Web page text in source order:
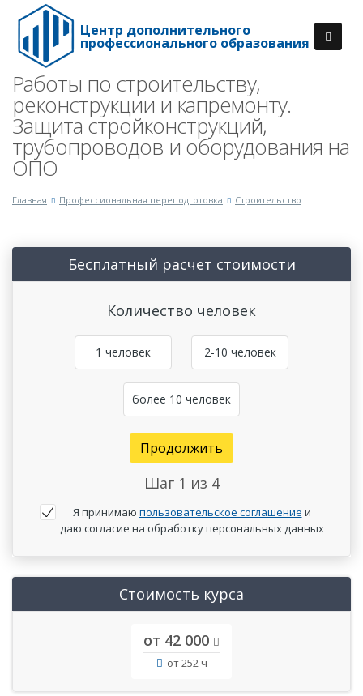
Центр дополнительного
профессионального образования
Работы по строительству,
реконструкции и капремонту.
Защита стройконструкций,
трубопроводов и оборудования на
ОПО
Главная Профессиональная переподготовка Строительство
Бесплатный расчет стоимости
Количество человек
1 человек 2-10 человек
более 10 человек
Продолжить
Шаг 1 из 4
Я принимаю пользовательское соглашение и
даю согласие на обработку персональных данных
Стоимость курса
от 42 000
от 252 ч